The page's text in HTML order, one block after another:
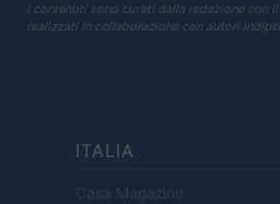
I contenuti sono curati dalla redazione con
realizzati in collaborazione con autori
ITALIA
Casa Magazine